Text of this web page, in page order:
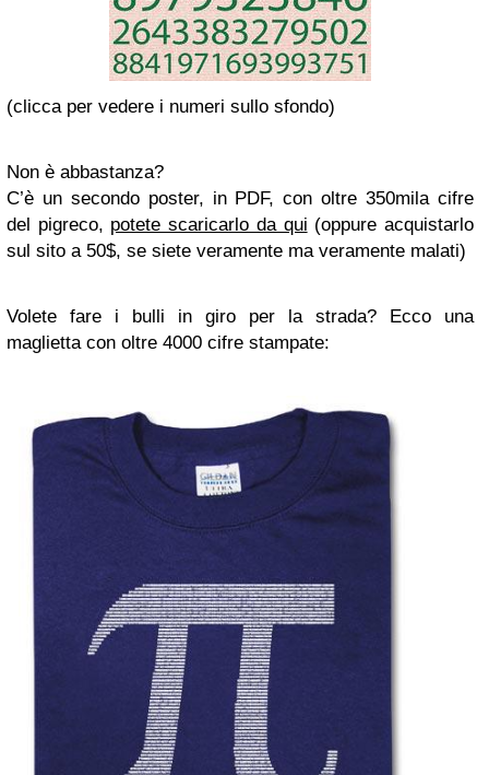
(clicca per vedere i numeri sullo sfondo)
Non è abbastanza?
C’è un secondo poster, in PDF, con oltre 350mila cifre
del pigreco, potete scaricarlo da qui (oppure acquistarlo
sul sito a 50$, se siete veramente ma veramente malati)
Volete fare i bulli in giro per la strada? Ecco una
maglietta con oltre 4000 cifre stampate: